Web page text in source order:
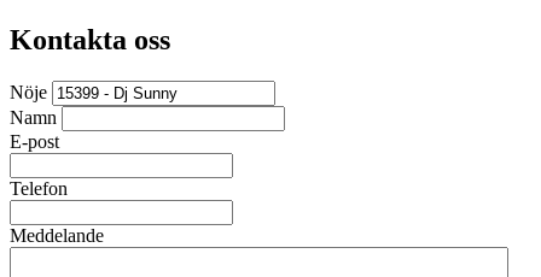
Kontakta oss
Nöje
Namn
E-post
Telefon
Meddelande